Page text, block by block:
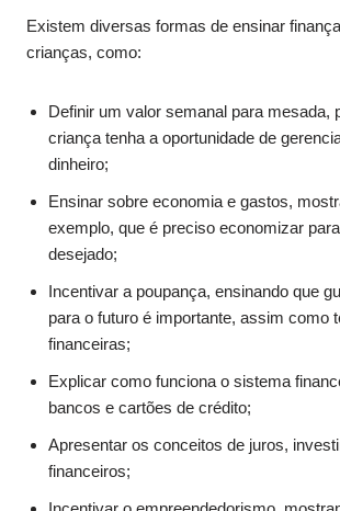
Existem diversas formas de ensinar
crianças, como:
Definir um valor semanal para mesada,
criança tenha a oportunidade de
dinheiro;
Ensinar sobre economia e gastos,
exemplo, que é preciso economizar
desejado;
Incentivar a poupança, ensinando que
para o futuro é importante, assim como
financeiras;
Explicar como funciona o sistema
bancos e cartões de crédito;
Apresentar os conceitos de juros,
financeiros;